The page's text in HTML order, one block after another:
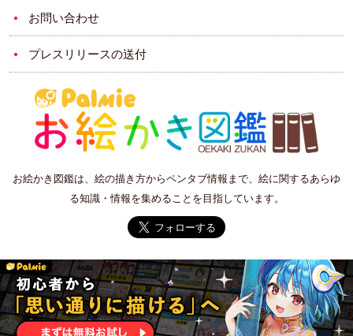
お問い合わせ
プレスリリースの送付
お絵かき図鑑は、絵の描き方からペンタブ情報まで、絵に関するあらゆ
る知識・情報を集めることを目指しています。